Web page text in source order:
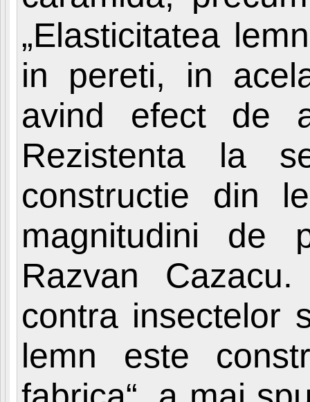
„Elasticitatea
in pereti, in
avind efect de
Rezistenta la
constructie din
magnitudini de
Razvan
contra insectelor
lemn este